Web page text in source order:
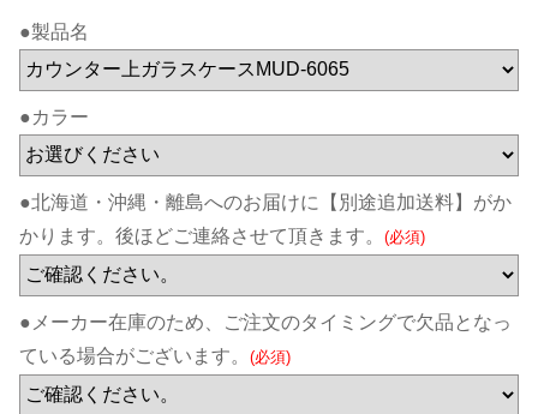
●製品名
●カラー
●北海道・沖縄・離島へのお届けに【別途追加送料】がか
かります。後ほどご連絡させて頂きます。 (必須)
●メーカー在庫のため、ご注文のタイミングで欠品となっ
ている場合がございます。 (必須)